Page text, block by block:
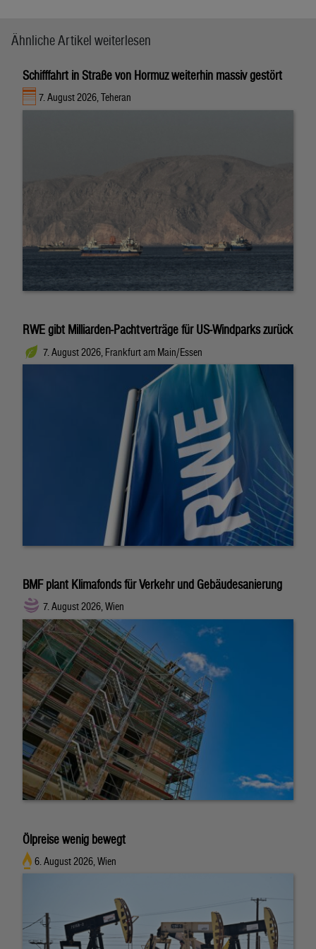
Ähnliche Artikel weiterlesen
Schifffahrt in Straße von Hormuz weiterhin massiv gestört
7. August 2026, Teheran
RWE gibt Milliarden-Pachtverträge für US-Windparks zurück
7. August 2026, Frankfurt am Main/Essen
BMF plant Klimafonds für Verkehr und Gebäudesanierung
7. August 2026, Wien
Ölpreise wenig bewegt
6. August 2026, Wien